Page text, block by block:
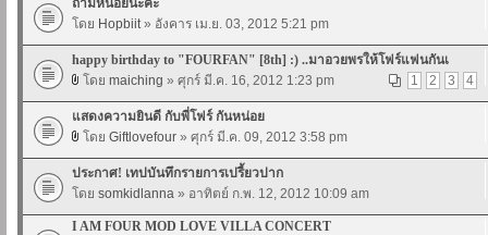
ถามหน่อยนะคะ
โดย Hopbiit» อังคาร เม.ย. 03, 2012 5:21 pm
happy birthday to "FOURFAN" [8th] :) ..มาอวยพรให้โฟร์แฟนกันเ
1
2 3 4
โดย maiching » ศุกร์ มี.ค. 16, 2012 1:23 pm
แสดงความยินดี กับพี่โฟร์ กันหน่อย
โดย Giftlovefour » ศุกร์ มี.ค. 09, 2012 3:58 pm
ประกาศ! เทปบันทึกรายการเปรี้ยวปาก
โดย somkidlanna » อาทิตย์ ก.พ. 12, 2012 10:09 am
I AM FOUR MOD LOVE VILLA CONCERT